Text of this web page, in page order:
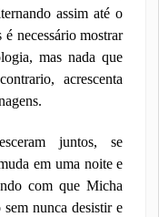
assim até o
necessário mostrar
mas nada que
acrescenta
juntos, se
em uma noite e
com que Micha
nunca desistir e